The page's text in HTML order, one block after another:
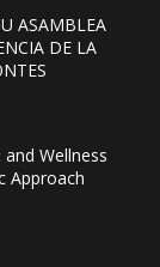
ASAMBLEA
DE LA
Wellness
Approach